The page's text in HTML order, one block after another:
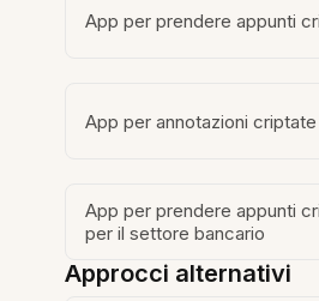
App per prendere appunti
App per annotazioni
App per prendere appunti
per il settore bancario
Approcci alternativi